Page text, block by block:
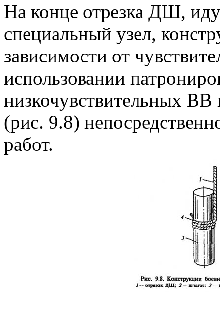
На конце отрезка ДШ,
специальный узел,
зависимости от
использовании
низкочувствительных ВВ
(рис. 9.8)
работ.